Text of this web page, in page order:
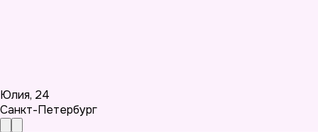
Юлия, 24
Санкт-Петербург